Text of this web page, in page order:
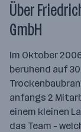
Über
GmbH
Im Oktober
beruhend auf
anfangs 2
einem kleinen
das Team -